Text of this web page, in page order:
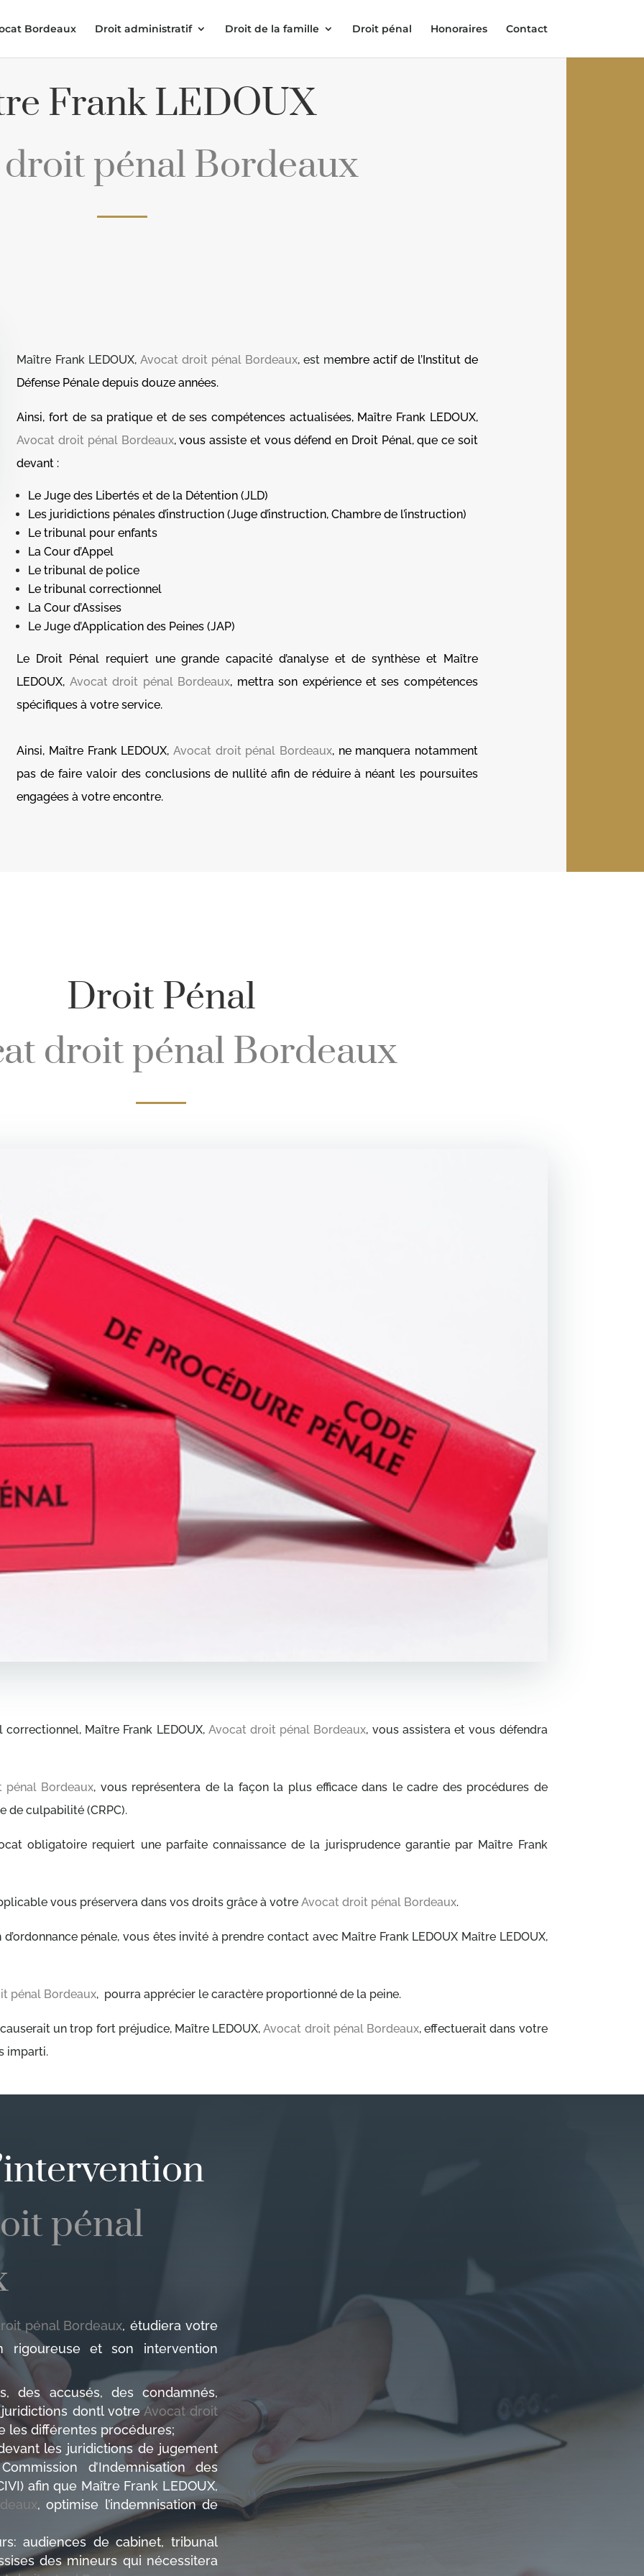
Bordeaux Droit administratif Droit de la famille Droit pénal Honoraires Contact
Frank LEDOUX
pénal Bordeaux
Maître Frank LEDOUX, Avocat droit pénal Bordeaux, est membre actif de l’Institut de
Défense Pénale depuis douze années.
Ainsi, fort de sa pratique et de ses compétences actualisées, Maître Frank LEDOUX,
Avocat droit pénal Bordeaux, vous assiste et vous défend en Droit Pénal, que ce soit
devant :
Le Juge des Libertés et de la Détention (JLD)
Les juridictions pénales d’instruction (Juge d’instruction, Chambre de l’instruction)
Le tribunal pour enfants
La Cour d’Appel
Le tribunal de police
Le tribunal correctionnel
La Cour d’Assises
Le Juge d’Application des Peines (JAP)
Le Droit Pénal requiert une grande capacité d’analyse et de synthèse et Maître
LEDOUX, Avocat droit pénal Bordeaux, mettra son expérience et ses compétences
spécifiques à votre service.
Ainsi, Maître Frank LEDOUX,Avocat droit pénal Bordeaux, ne manquera notamment
pas de faire valoir des conclusions de nullité afinde réduire à néant les poursuites
engagées à votre encontre.
Droit Pénal
droit pénal Bordeaux
Maître Frank LEDOUX, Avocat droit pénal Bordeaux, vous assistera et vous défendra
pénal Bordeaux, vous représentera de la façon la plus efficace dans le cadre des procédures de
de culpabilité (CRPC).
obligatoire requiert une parfaite connaissance de la jurisprudence garantie par Maître Frank
vous préservera dans vos droits grâce à votreAvocat droit pénal Bordeaux.
d’ordonnance pénale, vous êtes invité à prendre contact avec Maître Frank LEDOUX Maître LEDOUX,
pénal Bordeaux, pourra apprécier le caractère proportionné de la peine.
un trop fort préjudice, Maître LEDOUX,Avocat droit pénal Bordeaux, effectuerait dans votre
imparti.
pénal
pénal Bordeaux, étudiera votre
rigoureuse et son intervention
des accusés, des condamnés,
juridictions dontl votreAvocat droit
les différentes procédures;
les juridictions de jugement
d’Indemnisation des
afin que Maître Frank LEDOUX,
, optimise l’indemnisation de
audiences de cabinet, tribunal
des mineurs qui nécessitera